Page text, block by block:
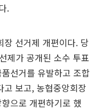
.
장 선거제 개편이다. 당
제가 공개된 소수 투표
선거를 유발하고 조합
고 보고, 농협중앙회장
으로 개편하기로 했